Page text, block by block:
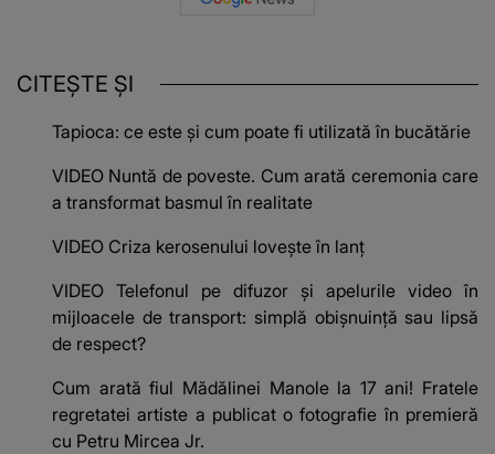
CITEȘTE ȘI
Tapioca: ce este și cum poate fi utilizată în bucătărie
VIDEO Nuntă de poveste. Cum arată ceremonia care
a transformat basmul în realitate
VIDEO Criza kerosenului lovește în lanț
VIDEO Telefonul pe difuzor și apelurile video în
mijloacele de transport: simplă obișnuință sau lipsă
de respect?
Cum arată fiul Mădălinei Manole la 17 ani! Fratele
regretatei artiste a publicat o fotografie în premieră
cu Petru Mircea Jr.